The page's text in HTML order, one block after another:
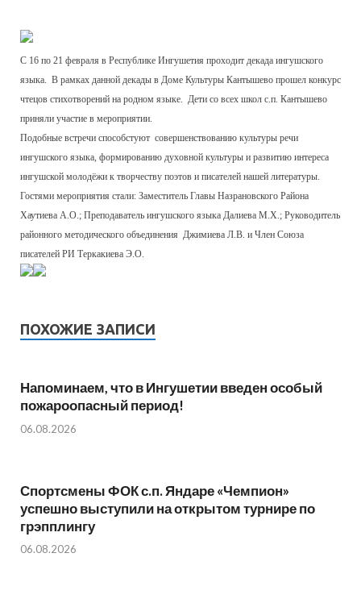
С 16 по 21 февраля в Республике Ингушетия проходит декада ингушского
языка. В рамках данной декады в Доме Культуры Кантышево прошел конкурс
чтецов стихотворений на родном языке. Дети со всех школ с.п. Кантышево
приняли участие в мероприятии.
Подобные встречи способстуют совершенствованию культуры речи
ингушского языка, формированию духовной культуры и развитию интереса
ингушской молодёжи к творчеству поэтов и писателей нашей литературы.
Гостями мероприятия стали: Заместитель Главы Назрановского Района
Хаутиева А.О.; Преподаватель ингушского языка Далиева М.Х.; Руководитель
районного методического объединения Джимиева Л.В. и Член Союза
писателей РИ Теркакиева Э.О.
ПОХОЖИЕ ЗАПИСИ
Напоминаем, что в Ингушетии введен особый
пожароопасный период!⁣⁣⠀
06.08.2026
Спортсмены ФОК с.п. Яндаре «Чемпион»
успешно выступили на открытом турнире по
грэпплингу
06.08.2026